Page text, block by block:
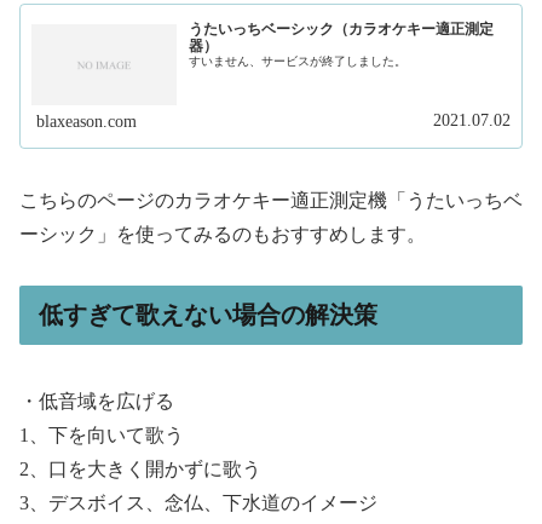
うたいっちベーシック（カラオケキー適正測定
器）
すいません、サービスが終了しました。
blaxeason.com 2021.07.02
こちらのページのカラオケキー適正測定機「うたいっちベ
ーシック」を使ってみるのもおすすめします。
低すぎて歌えない場合の解決策
・低音域を広げる
1、下を向いて歌う
2、口を大きく開かずに歌う
3、デスボイス、念仏、下水道のイメージ